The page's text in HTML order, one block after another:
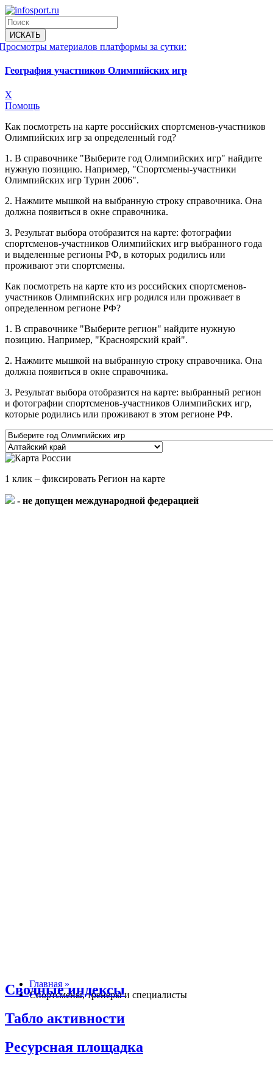
материалов платформы за сутки:
География участников Олимпийских игр
X
Помощь
Как посмотреть на карте российских спортсменов-участников
Олимпийских игр за определенный год?
1. В справочнике "Выберите год Олимпийских игр" найдите
нужную позицию. Например, "Спортсмены-участники
Олимпийских игр Турин 2006".
2. Нажмите мышкой на выбранную строку справочника. Она
должна появиться в окне справочника.
3. Результат выбора отобразится на карте: фотографии
спортсменов-участников Олимпийских игр выбранного года
и выделенные регионы РФ, в которых родились или
проживают эти спортсмены.
Как посмотреть на карте кто из российских спортсменов-
участников Олимпийских игр родился или проживает в
определенном регионе РФ?
1. В справочнике "Выберите регион" найдите нужную
позицию. Например, "Красноярский край".
2. Нажмите мышкой на выбранную строку справочника. Она
должна появиться в окне справочника.
3. Результат выбора отобразится на карте: выбранный регион
и фотографии спортсменов-участников Олимпийских игр,
которые родились или проживают в этом регионе РФ.
1 клик – фиксировать Регион на карте
- не допущен международной федерацией
Главная »
Спортсмены, тренеры и специалисты
Сводные индексы
Табло активности
Ресурсная площадка